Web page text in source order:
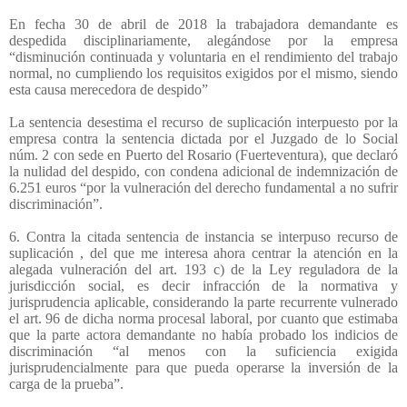
En fecha 30 de abril de 2018 la trabajadora demandante es
despedida disciplinariamente, alegándose por la empresa
“disminución continuada y voluntaria en el rendimiento del trabajo
normal, no cumpliendo los requisitos exigidos por el mismo, siendo
esta causa merecedora de despido”
La sentencia desestima el recurso de suplicación interpuesto por la
empresa contra la sentencia dictada por el Juzgado de lo Social
núm. 2 con sede en Puerto del Rosario (Fuerteventura), que declaró
la nulidad del despido, con condena adicional de indemnización de
6.251 euros “por la vulneración del derecho fundamental a no sufrir
discriminación”.
6. Contra la citada sentencia de instancia se interpuso recurso de
suplicación , del que me interesa ahora centrar la atención en la
alegada vulneración del art. 193 c) de la Ley reguladora de la
jurisdicción social, es decir infracción de la normativa y
jurisprudencia aplicable, considerando la parte recurrente vulnerado
el art. 96 de dicha norma procesal laboral, por cuanto que estimaba
que la parte actora demandante no había probado los indicios de
discriminación “al menos con la suficiencia exigida
jurisprudencialmente para que pueda operarse la inversión de la
carga de la prueba”.